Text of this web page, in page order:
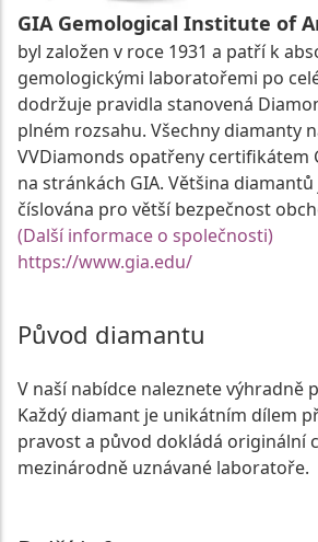
GIA Gemological Institute of
byl založen v roce 1931 a patří k
gemologickými laboratořemi po
dodržuje pravidla stanovená
plném rozsahu. Všechny diamanty
VVDiamonds opatřeny certifikátem
na stránkách GIA. Většina
číslována pro větší bezpečnost
(Další informace o společnosti)
https://www.gia.edu/
Původ diamantu
V naší nabídce naleznete výhradně
Každý diamant je unikátním dílem
pravost a původ dokládá originální
mezinárodně uznávané laboratoře.